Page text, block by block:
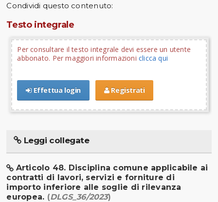
Condividi questo contenuto:
Testo integrale
Per consultare il testo integrale devi essere un utente
abbonato. Per maggiori informazioni clicca qui
Effettua login Registrati
Leggi collegate
Articolo 48. Disciplina comune applicabile ai
contratti di lavori, servizi e forniture di
importo inferiore alle soglie di rilevanza
europea. (DLGS_36/2023)